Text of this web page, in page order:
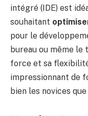
intégré (IDE) est
souhaitant
pour le
bureau ou même le
force et sa
impressionnant de
bien les novices